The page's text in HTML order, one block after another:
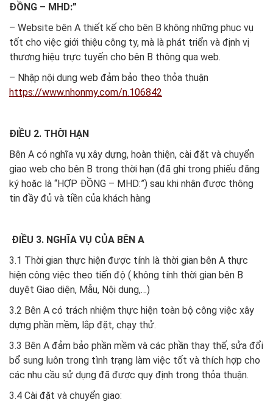
ĐỒNG – MHD:”
– Website bên A thiết kế cho bên B không những phục vụ
tốt cho việc giới thiệu công ty, mà là phát triển và định vị
thương hiệu trực tuyến cho bên B thông qua web.
– Nhập nội dung web đảm bảo theo thỏa thuận
https://www.nhonmy.com/n.106842
ĐIỀU 2. THỜI HẠN
Bên A có nghĩa vụ xây dựng, hoàn thiện, cài đặt và chuyển
giao web cho bên B trong thời hạn (đã ghi trong phiếu đăng
ký hoặc là “HỢP ĐỒNG – MHD:”) sau khi nhận được thông
tin đầy đủ và tiền của khách hàng
ĐIỀU 3. NGHĨA VỤ CỦA BÊN A
3.1 Thời gian thực hiện được tính là thời gian bên A thực
hiện công việc theo tiến độ ( không tính thời gian bên B
duyệt Giao diện, Mẫu, Nội dung,…)
3.2 Bên A có trách nhiệm thực hiện toàn bộ công việc xây
dựng phần mềm, lắp đặt, chạy thử.
3.3 Bên A đảm bảo phần mềm và các phần thay thế, sửa đổi
bổ sung luôn trong tình trạng làm việc tốt và thích hợp cho
các nhu cầu sử dụng đã được quy định trong thỏa thuận.
3.4 Cài đặt và chuyển giao: